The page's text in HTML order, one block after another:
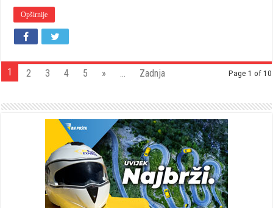
Opširnije
Page 1 of 10
1 2 3 4 5 » Zadnja